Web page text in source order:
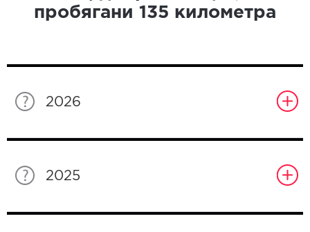
пробягани 135 километра
2026
2025